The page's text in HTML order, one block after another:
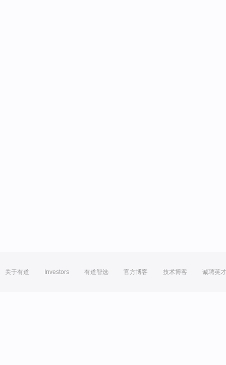
关于有道 Investors 有道智选 官方博客 技术博客 诚聘英才